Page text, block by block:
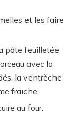
et les faire
pâte feuilletée
avec la
la ventrèche
fraiche.
au four.